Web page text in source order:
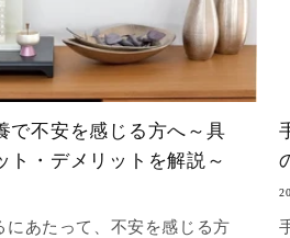
で不安を感じる方へ～具
ト・デメリットを解説～
にあたって、不安を感じる方